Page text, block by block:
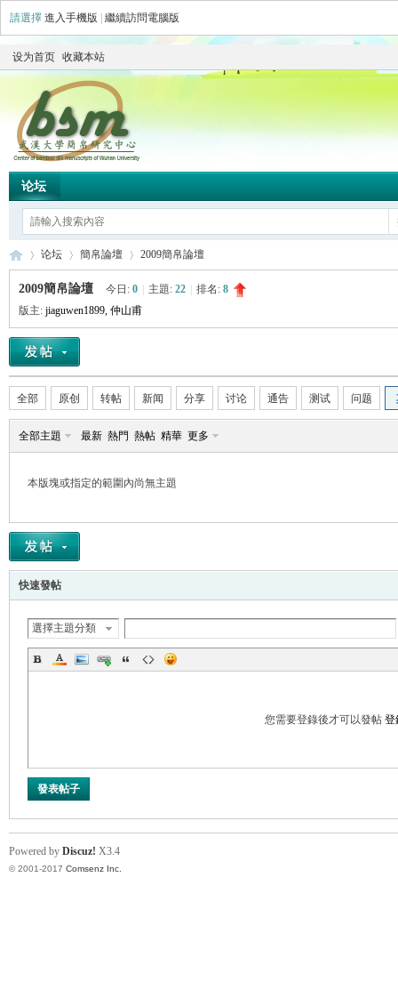
請選擇 進入手機版 繼續訪問電腦版
设为首页 收藏本站
论坛
简 »
论坛
›
簡帛論壇
›
2009簡帛論壇
2009簡帛論壇 今日: 0 主題: 22 排名: 8
版主: jiaguwen1899, 仲山甫
全部 原创 转帖 新闻 分享 讨论 通告 测试 问题
全部主題 最新 熱門 熱帖 精華 更多
本版塊或指定的範圍內尚無主題
快速發帖
選擇主題分類
您需要登錄後才可以發帖 登
發表帖子
Powered by Discuz! X3.4
© 2001-2017 Comsenz Inc.